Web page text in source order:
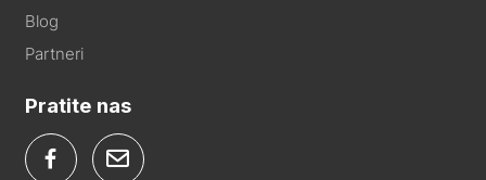
Blog
Partneri
Pratite nas